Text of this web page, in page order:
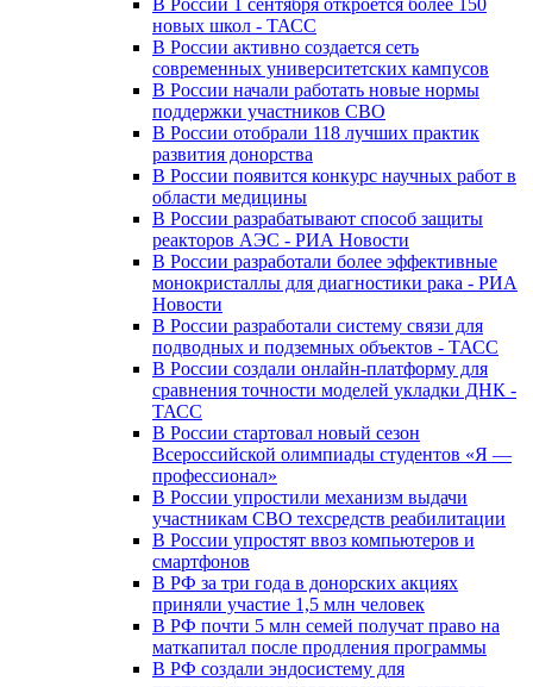
В России 1 сентября откроется более 150
новых школ - ТАСС
В России активно создается сеть
современных университетских кампусов
В России начали работать новые нормы
поддержки участников СВО
В России отобрали 118 лучших практик
развития донорства
В России появится конкурс научных работ в
области медицины
В России разрабатывают способ защиты
реакторов АЭС - РИА Новости
В России разработали более эффективные
монокристаллы для диагностики рака - РИА
Новости
В России разработали систему связи для
подводных и подземных объектов - ТАСС
В России создали онлайн-платформу для
сравнения точности моделей укладки ДНК -
ТАСС
В России стартовал новый сезон
Всероссийской олимпиады студентов «Я —
профессионал»
В России упростили механизм выдачи
участникам СВО техсредств реабилитации
В России упростят ввоз компьютеров и
смартфонов
В РФ за три года в донорских акциях
приняли участие 1,5 млн человек
В РФ почти 5 млн семей получат право на
маткапитал после продления программы
В РФ создали эндосистему для